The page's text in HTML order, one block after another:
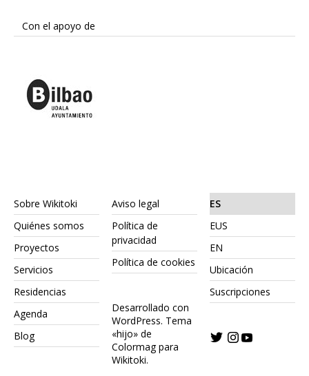
Con el apoyo de
Sobre Wikitoki
Quiénes somos
Proyectos
Servicios
Residencias
Agenda
Blog
Aviso legal
Política de
privacidad
Política de cookies
Desarrollado con
WordPress. Tema
«hijo» de
Colormag para
Wikitoki.
ES
EUS
EN
Ubicación
Suscripciones